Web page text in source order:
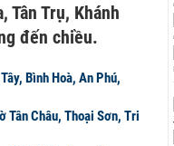
Tân Trụ, Khánh
đến chiều.
Bình Hoà, An Phú,
Tân Châu, Thoại Sơn, Tri